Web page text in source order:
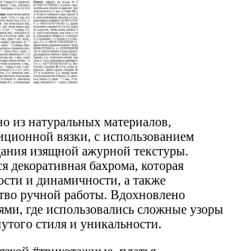
из натуральных материалов,
вязки, с использованием
изящной ажурной текстуры.
декоративная бахрома, которая
и динамичности, а также
ручной работы. Вдохновлено
где использовались сложные узоры
стиля и уникальности.